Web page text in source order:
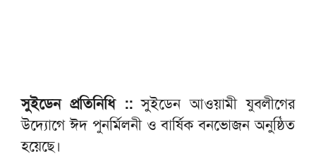
সুইডেন প্রতিনিধি ::সুইডেন আওয়ামী যুবলীগের
উদ্যোগে ঈদ পুনর্মিলনী ও বার্ষিক বনভোজন অনুষ্ঠিত
হয়েছে।